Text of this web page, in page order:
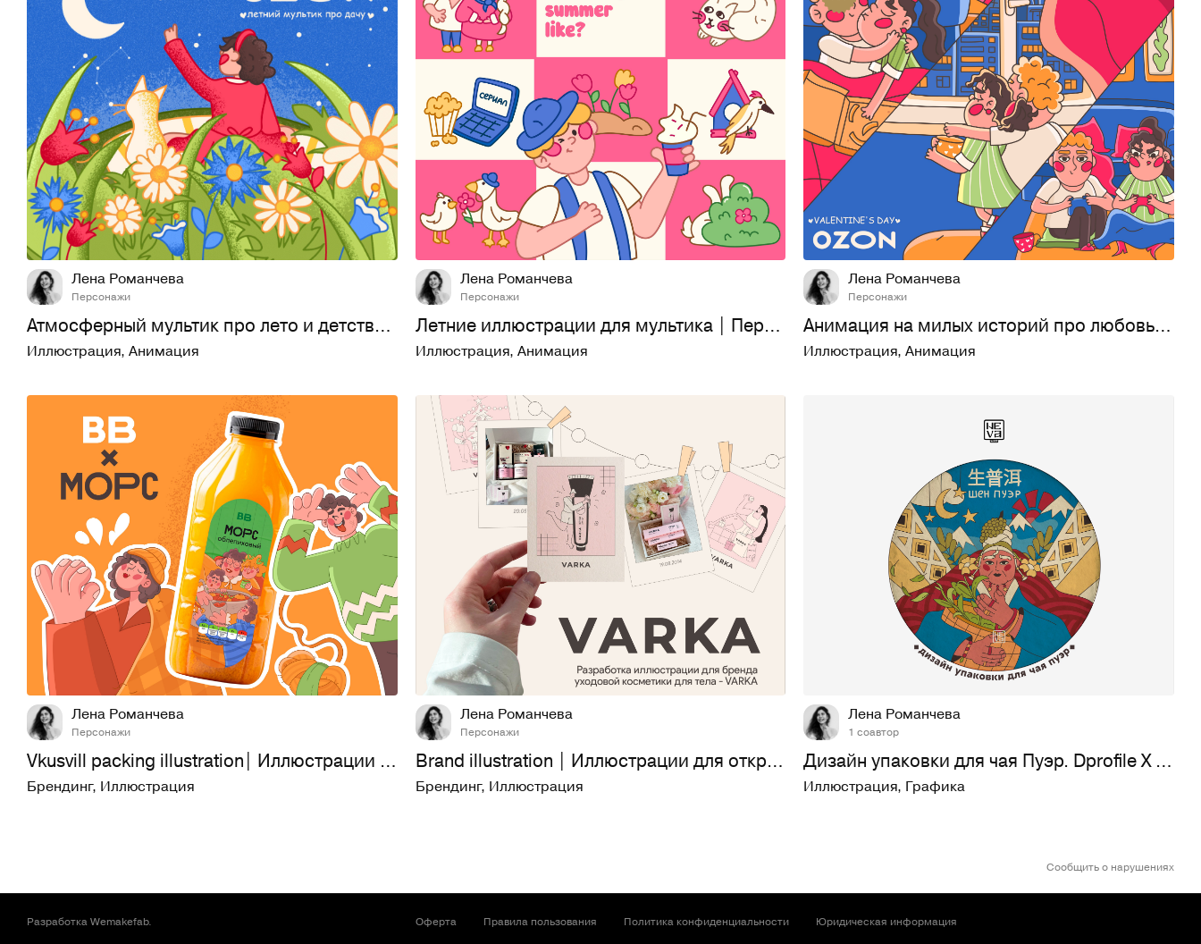
25 373
Лена Романчева
Персонажи
Атмосферный мультик про лето и детство | Ностальгия картинки
Иллюстрация, Анимация
21 299
Лена Романчева
Персонажи
Летние иллюстрации для мультика | Персонажи 2д
Иллюстрация, Анимация
52 450
Лена Романчева
Персонажи
Анимация на милых историй про любовь| Ozon brand иллюстрации
Иллюстрация,Анимация
32 259
Лена Романчева
Персонажи
Vkusvill packing illustration| Иллюстрации для летних морсов
Брендинг, Иллюстрация
24 221
Лена Романчева
Персонажи
Brand illustration | Иллюстрации для открыток бренда
Брендинг, Иллюстрация
Лена Романчева
1 соавтор
Дизайн упаковки для чая Пуэр. Dprofile Х NEVA Х EGLITE Х Пе…
Иллюстрация, Графика
Сообщить о нарушениях
РазработкаWemakefab. Оферта Правила пользования Политика конфиденциальности Юридическая информация